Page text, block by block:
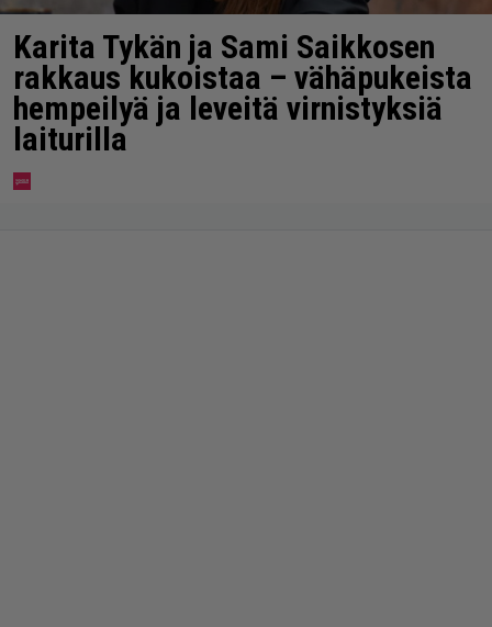
Karita Tykän ja Sami Saikkosen
rakkaus kukoistaa – vähäpukeista
hempeilyä ja leveitä virnistyksiä
laiturilla